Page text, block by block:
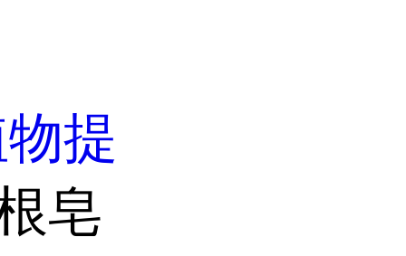
提
皂